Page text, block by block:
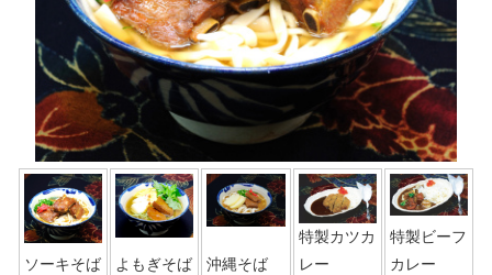
ソーキそば よもぎそば 沖縄そば
特製カツカ
レー
特製ビーフ
カレー